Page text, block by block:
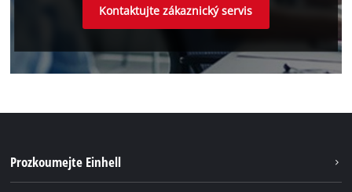
Kontaktujte zákaznický servis
Prozkoumejte Einhell